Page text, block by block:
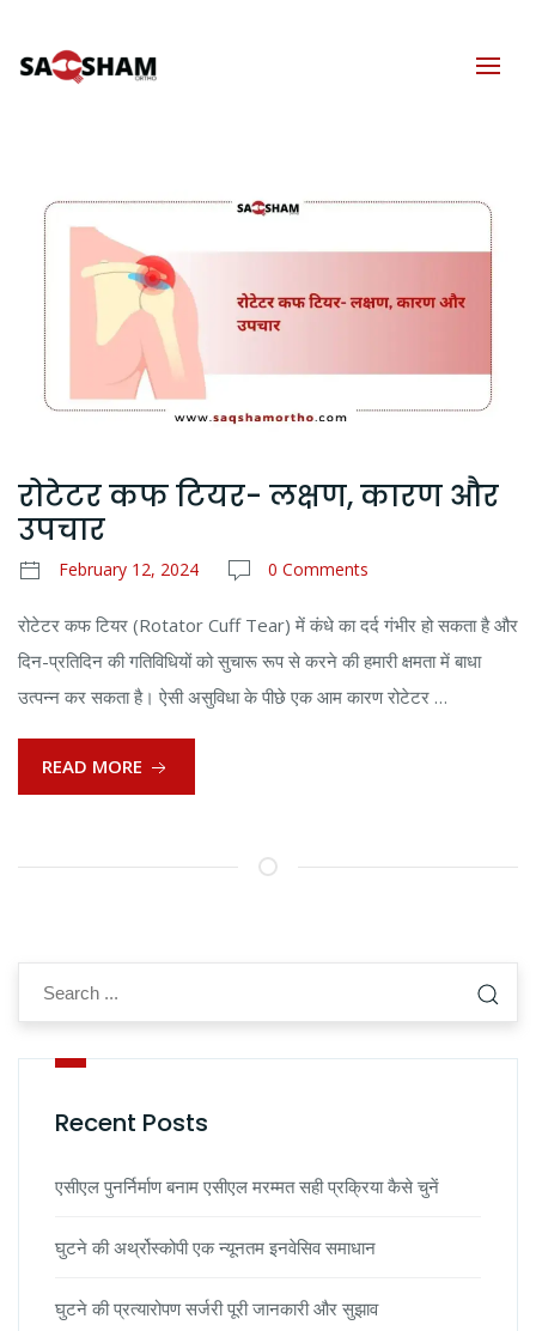
रोटेटर कफ टियर- लक्षण, कारण और
उपचार
February 12, 2024 0 Comments
रोटेटर कफ टियर (Rotator Cuff Tear) में कंधे का दर्द गंभीर हो सकता है और
दिन-प्रतिदिन की गतिविधियों को सुचारू रूप से करने की हमारी क्षमता में बाधा
उत्पन्न कर सकता है। ऐसी असुविधा के पीछे एक आम कारण रोटेटर …
READ MORE
Recent Posts
एसीएल पुनर्निर्माण बनाम एसीएल मरम्मत सही प्रक्रिया कैसे चुनें
घुटने की अर्थ्रोस्कोपी एक न्यूनतम इनवेसिव समाधान
घुटने की प्रत्यारोपण सर्जरी पूरी जानकारी और सुझाव